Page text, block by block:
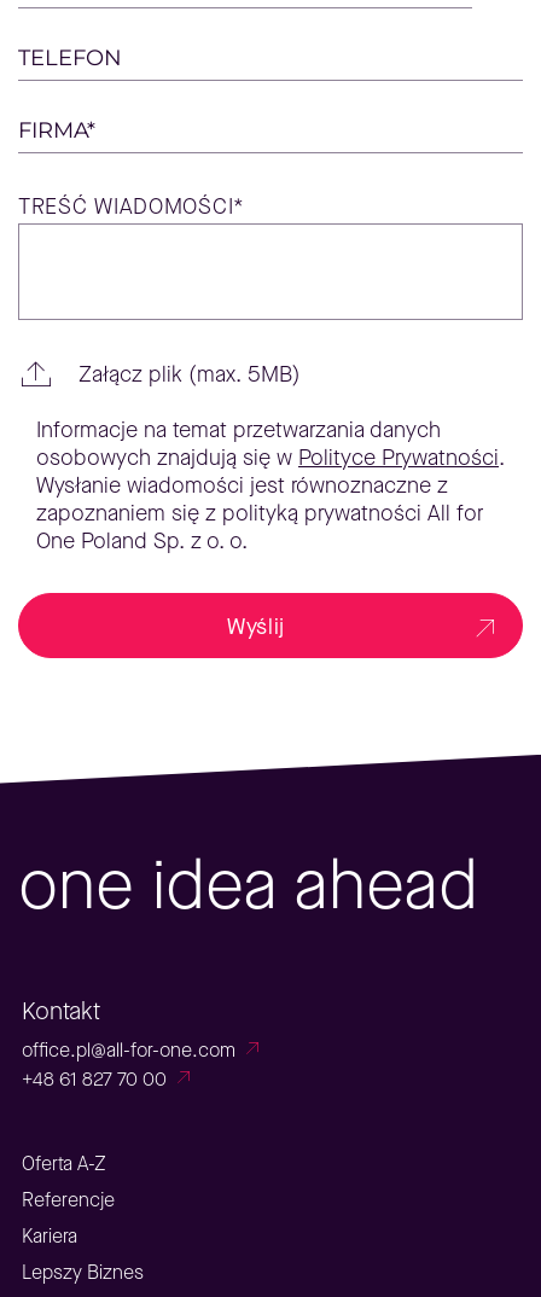
TELEFON
FIRMA*
TREŚĆ WIADOMOŚCI*
Załącz plik (max. 5MB)
Informacje na temat przetwarzania danych
osobowych znajdują się w Polityce Prywatności.
Wysłanie wiadomości jest równoznaczne z
zapoznaniem się z polityką prywatności All for
One Poland Sp. z o. o.
Wyślij
one idea ahead
Kontakt
office.pl@all-for-one.com
+48 61 827 70 00
Oferta A-Z
Referencje
Kariera
Lepszy Biznes